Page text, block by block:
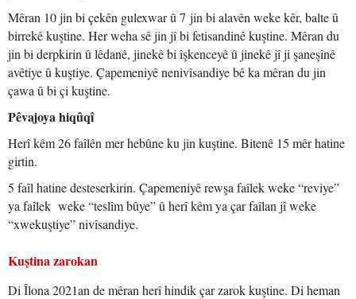
Mêran 10 jin bi çekên gulexwar û 7 jin bi alavên weke kêr, balte û
birrekê kuştine. Her weha sê jin jî bi fetisandinê kuştine. Mêran du
jin bi derpkirin û lêdanê, jinekê bi îşkenceyê û jinekê jî ji şaneşînê
avêtiye û kuştiye. Çapemeniyê nenivîsandiye bê ka mêran du jin
çawa û bi çi kuştine.
Pêvajoya hiqûqî
Herî kêm 26 faîlên mer hebûne ku jin kuştine. Bitenê 15 mêr hatine
girtin.
5 faîl hatine desteserkirin. Çapemeniyê rewşa faîlek weke “reviye”
ya faîlek weke “teslîm bûye” û herî kêm ya çar faîlan jî weke
“xwekuştiye” nivîsandiye.
Kuştina zarokan
Di Îlona 2021an de mêran herî hindik çar zarok kuştine. Di heman